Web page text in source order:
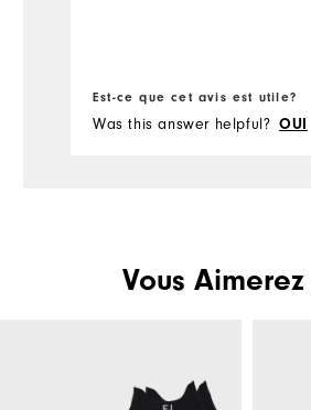
Est-ce que cet avis est utile?
Was this answer helpful? OUI
Vous Aimerez